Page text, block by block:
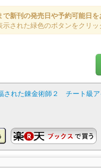
新刊の発売日や予約可能日を
示された緑色のボタンをクリッ
された錬金術師２ チート級